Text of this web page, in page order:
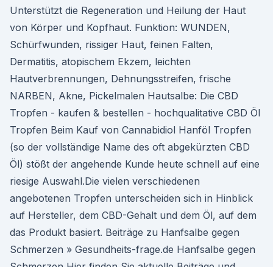
Unterstützt die Regeneration und Heilung der Haut
von Körper und Kopfhaut. Funktion: WUNDEN,
Schürfwunden, rissiger Haut, feinen Falten,
Dermatitis, atopischem Ekzem, leichten
Hautverbrennungen, Dehnungsstreifen, frische
NARBEN, Akne, Pickelmalen Hautsalbe: Die CBD
Tropfen - kaufen & bestellen - hochqualitative CBD Öl
Tropfen Beim Kauf von Cannabidiol Hanföl Tropfen
(so der vollständige Name des oft abgekürzten CBD
Öl) stößt der angehende Kunde heute schnell auf eine
riesige Auswahl.Die vielen verschiedenen
angebotenen Tropfen unterscheiden sich in Hinblick
auf Hersteller, dem CBD-Gehalt und dem Öl, auf dem
das Produkt basiert. Beiträge zu Hanfsalbe gegen
Schmerzen » Gesundheits-frage.de Hanfsalbe gegen